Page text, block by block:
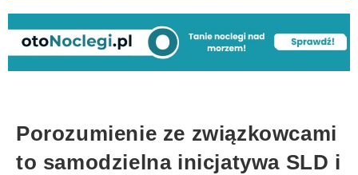
Porozumienie ze związkowcami
to samodzielna inicjatywa SLD i